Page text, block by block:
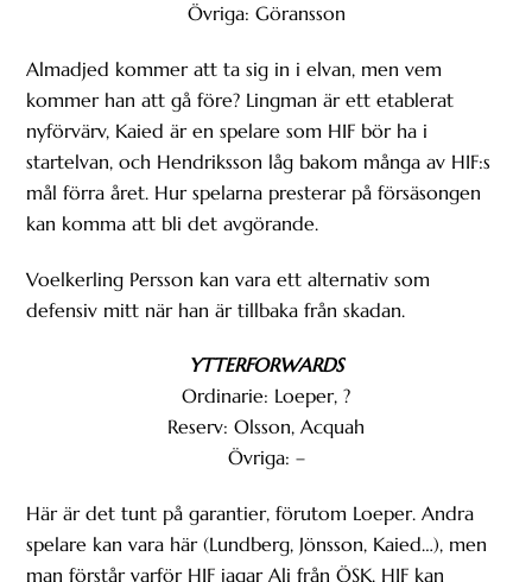
Övriga: Göransson
Almadjed kommer att ta sig in i elvan, men vem
kommer han att gå före? Lingman är ett etablerat
nyförvärv, Kaied är en spelare som HIF bör ha i
startelvan, och Hendriksson låg bakom många av HIF:s
mål förra året. Hur spelarna presterar på försäsongen
kan komma att bli det avgörande.
Voelkerling Persson kan vara ett alternativ som
defensiv mitt när han är tillbaka från skadan.
YTTERFORWARDS
Ordinarie: Loeper, ?
Reserv: Olsson, Acquah
Övriga: –
Här är det tunt på garantier, förutom Loeper. Andra
spelare kan vara här (Lundberg, Jönsson, Kaied…), men
man förstår varför HIF jagar Ali från ÖSK. HIF kan